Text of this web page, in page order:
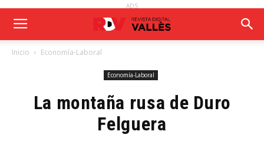
ADS
Inicio Economía-Laboral
Economía-Laboral
La montaña rusa de Duro
Felguera